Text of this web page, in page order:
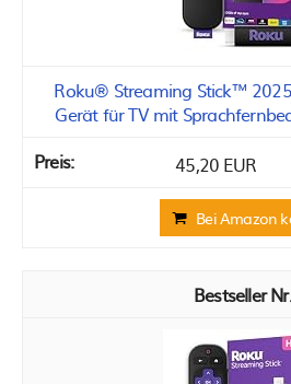
Roku® Streaming Stick™
Gerät für TV mit
45,20 EUR
Bei Amazon